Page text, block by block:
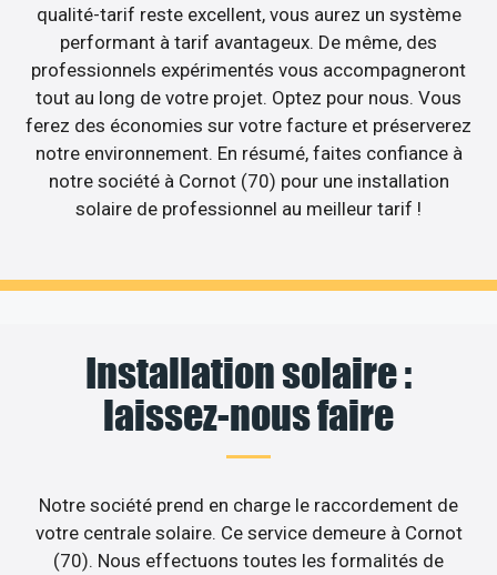
qualité-tarif reste excellent, vous aurez un système
performant à tarif avantageux. De même, des
professionnels expérimentés vous accompagneront
tout au long de votre projet. Optez pour nous. Vous
ferez des économies sur votre facture et préserverez
notre environnement. En résumé, faites confiance à
notre société à Cornot (70) pour une installation
solaire de professionnel au meilleur tarif !
Installation solaire :
laissez-nous faire
Notre société prend en charge le raccordement de
votre centrale solaire. Ce service demeure à Cornot
(70). Nous effectuons toutes les formalités de